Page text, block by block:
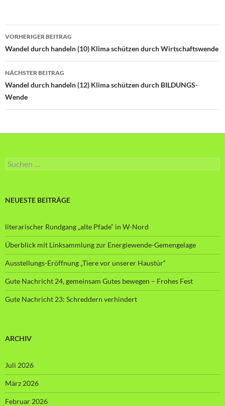
Beitragsnavigation
VORHERIGER BEITRAG
Wandel durch handeln (10) Klima schützen durch Wirtschaftswende
NÄCHSTER BEITRAG
Wandel durch handeln (12) Klima schützen durch BILDUNGS-
Wende
Suche
nach:
NEUESTE BEITRÄGE
literarischer Rundgang „alte Pfade“ in W-Nord
Überblick mit Linksammlung zur Energiewende-Gemengelage
Ausstellungs-Eröffnung „Tiere vor unserer Haustür“
Gute Nachricht 24, gemeinsam Gutes bewegen – Frohes Fest
Gute Nachricht 23: Schreddern verhindert
ARCHIV
Juli 2026
März 2026
Februar 2026